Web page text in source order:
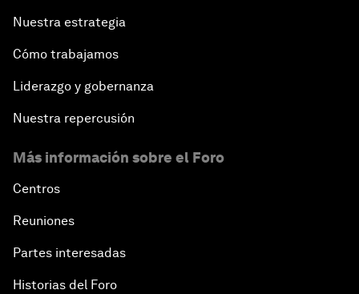
Nuestra estrategia
Cómo trabajamos
Liderazgo y gobernanza
Nuestra repercusión
Más información sobre el Foro
Centros
Reuniones
Partes interesadas
Historias del Foro